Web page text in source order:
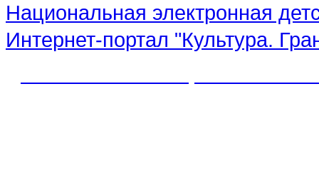
Национальная электронная
Интернет-портал "Культура.